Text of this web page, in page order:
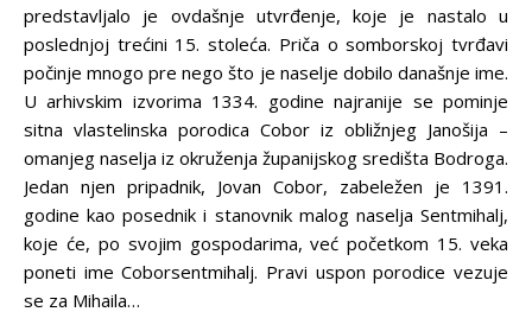
predstavljalo je ovdašnje utvrđenje, koje je nastalo u
poslednjoj trećini 15. stoleća. Priča o somborskoj tvrđavi
počinje mnogo pre nego što je naselje dobilo današnje ime.
U arhivskim izvorima 1334. godine najranije se pominje
sitna vlastelinska porodica Cobor iz obližnjeg Janošija –
omanjeg naselja iz okruženja županijskog središta Bodroga.
Jedan njen pripadnik, Jovan Cobor, zabeležen je 1391.
godine kao posednik i stanovnik malog naselja Sentmihalj,
koje će, po svojim gospodarima, već početkom 15. veka
poneti ime Coborsentmihalj. Pravi uspon porodice vezuje
se za Mihaila…